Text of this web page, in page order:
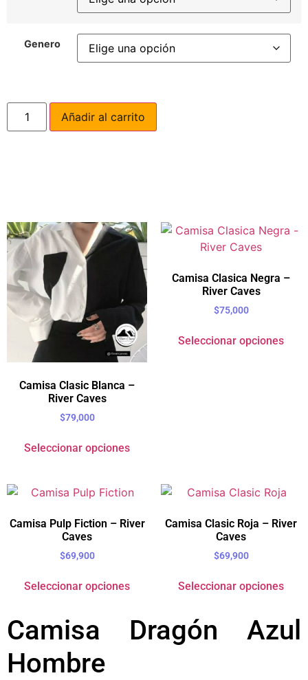
Genero
Añadir al carrito
Camisa Clasic Blanca –
River Caves
$79,000
Seleccionar opciones
Camisa Clasica Negra –
River Caves
$75,000
Seleccionar opciones
Camisa Pulp Fiction – River
Caves
$69,900
Seleccionar opciones
Camisa Clasic Roja – River
Caves
$69,900
Seleccionar opciones
Camisa Dragón Azul
Hombre